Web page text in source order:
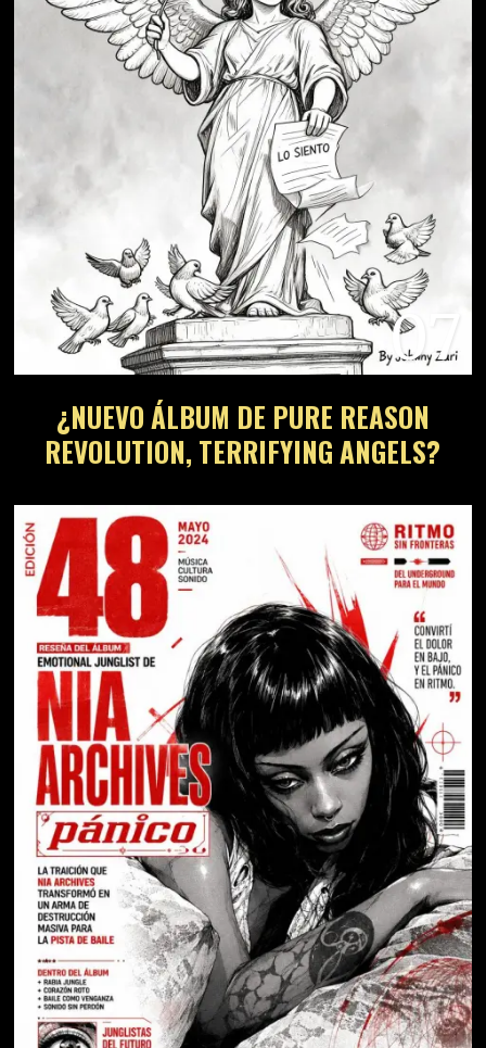
07
¿NUEVO ÁLBUM DE PURE REASON
REVOLUTION, TERRIFYING ANGELS?